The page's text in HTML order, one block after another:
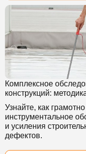
Комплексное
конструкций:
Узнайте, как
инструментальное
и усиления
дефектов.